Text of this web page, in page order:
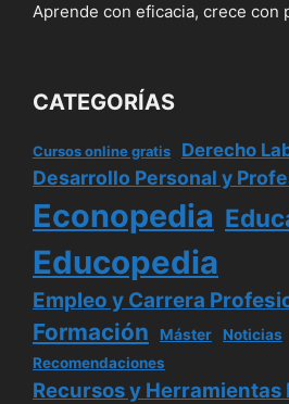
Aprende con eficacia, crece con
CATEGORÍAS
Cursos online gratis Derecho
Desarrollo Personal y
Econopedia
Educopedia
Empleo y Carrera
Formación Máster Noticias
Recomendaciones
Recursos y Herramientas